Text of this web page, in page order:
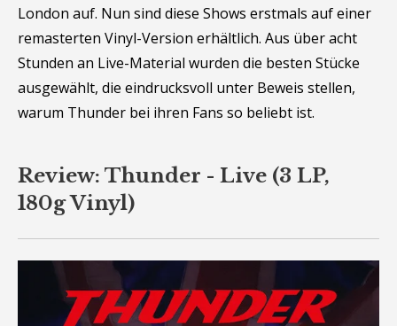
London auf. Nun sind diese Shows erstmals auf einer
remasterten Vinyl-Version erhältlich. Aus über acht
Stunden an Live-Material wurden die besten Stücke
ausgewählt, die eindrucksvoll unter Beweis stellen,
warum Thunder bei ihren Fans so beliebt ist.
Review: Thunder - Live (3 LP,
180g Vinyl)